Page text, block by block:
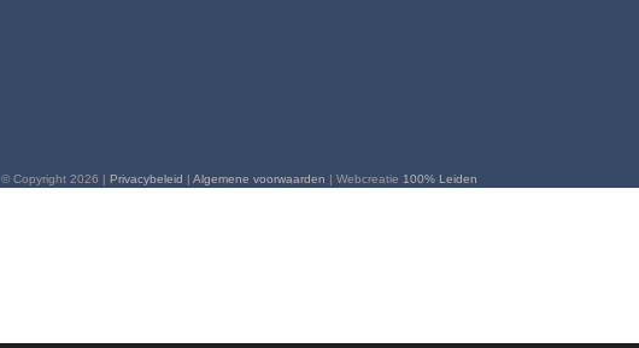
© Copyright 2026 | Privacybeleid | Algemene voorwaarden | Webcreatie 100% Leiden